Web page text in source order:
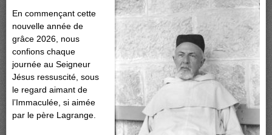
En commençant cette
nouvelle année de
grâce 2026, nous
confions chaque
journée au Seigneur
Jésus ressuscité, sous
le regard aimant de
l’Immaculée, si aimée
par le père Lagrange.